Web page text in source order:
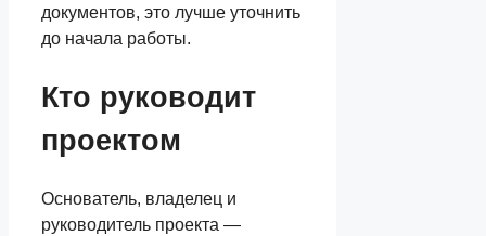
документов, это лучше уточнить
до начала работы.
Кто руководит
проектом
Основатель, владелец и
руководитель проекта —